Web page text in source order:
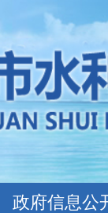
政府信息公